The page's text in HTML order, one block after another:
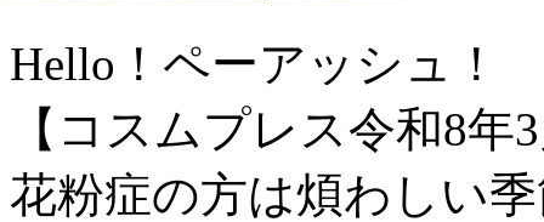
Hello！ペーアッシュ！
【コスムプレス令和8年
花粉症の方は煩わしい